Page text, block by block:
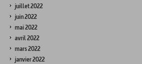
juillet 2022
juin 2022
mai 2022
avril 2022
mars 2022
janvier 2022